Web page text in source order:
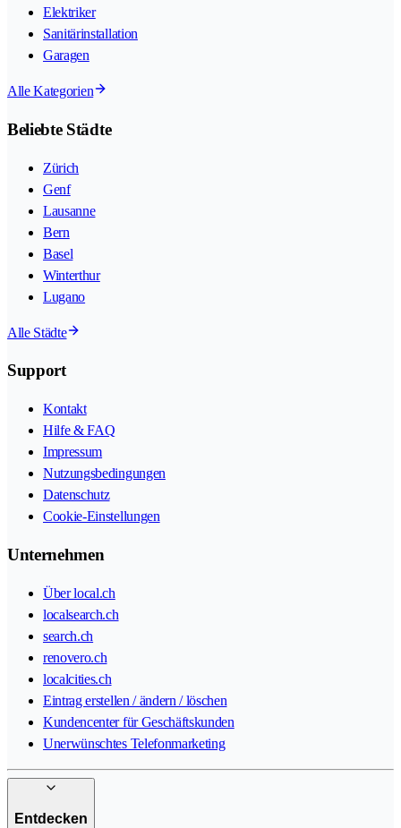
Elektriker
Sanitärinstallation
Garagen
Alle Kategorien
Beliebte Städte
Zürich
Genf
Lausanne
Bern
Basel
Winterthur
Lugano
Alle Städte
Support
Kontakt
Hilfe & FAQ
Impressum
Nutzungsbedingungen
Datenschutz
Cookie-Einstellungen
Unternehmen
Über local.ch
localsearch.ch
search.ch
renovero.ch
localcities.ch
Eintrag erstellen / ändern / löschen
Kundencenter für Geschäftskunden
Unerwünschtes Telefonmarketing
Entdecken